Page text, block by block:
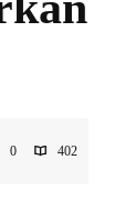
0 402